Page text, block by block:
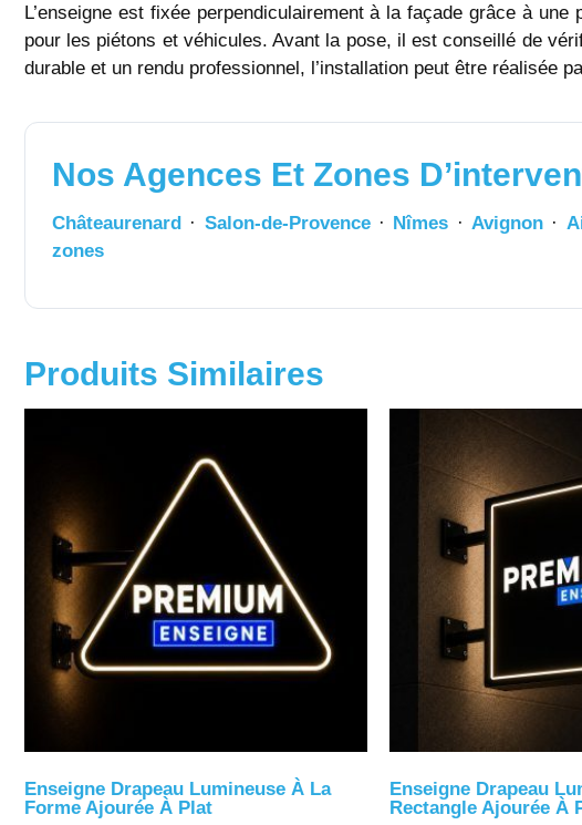
L’enseigne est fixée perpendiculairement à la façade grâce à
pour les piétons et véhicules. Avant la pose, il est conseillé de
durable et un rendu professionnel, l’installation peut être réalisée
Nos Agences Et Zones
Châteaurenard · Salon-de-Provence· Nîmes · Avignon·
zones
Produits Similaires
Enseigne Drapeau Lumineuse À La
Forme Ajourée À Plat
Enseigne Drapeau
Rectangle Ajourée À